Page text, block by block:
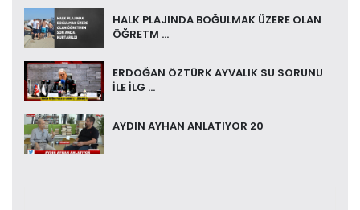
HALK PLAJINDA BOĞULMAK ÜZERE OLAN
ÖĞRETM ...
ERDOĞAN ÖZTÜRK AYVALIK SU SORUNU
İLE İLG ...
AYDIN AYHAN ANLATIYOR 20